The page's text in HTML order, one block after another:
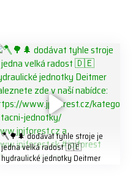
🪓🌳🌲 dodávat tyhle stroje je
jedna velká radost 🇩🇪
hydraulické jednotky Deitmer